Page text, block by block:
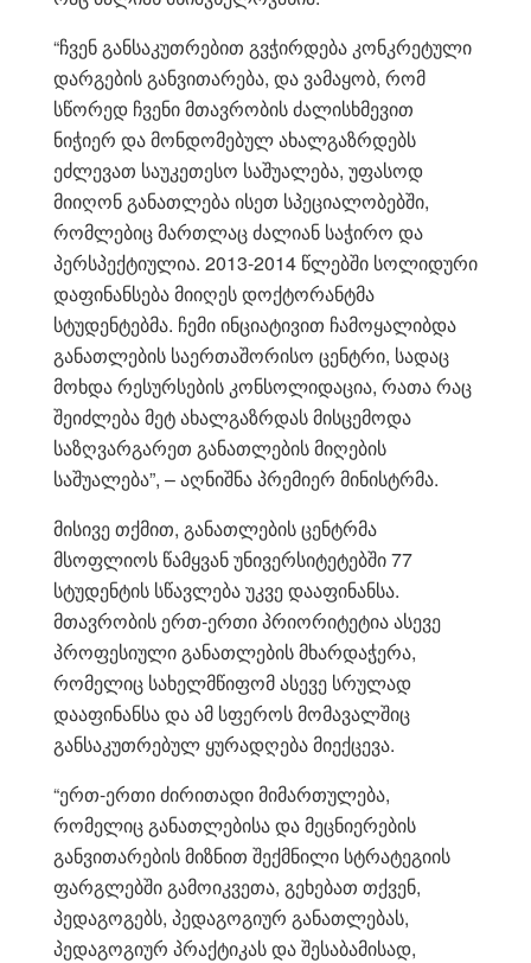
“ჩვენ განსაკუთრებით გვჭირდება კონკრეტული
დარგების განვითარება, და ვამაყობ, რომ
სწორედ ჩვენი მთავრობის ძალისხმევით
ნიჭიერ და მონდომებულ ახალგაზრდებს
ეძლევათ საუკეთესო საშუალება, უფასოდ
მიიღონ განათლება ისეთ სპეციალობებში,
რომლებიც მართლაც ძალიან საჭირო და
პერსპექტიულია. 2013-2014 წლებში სოლიდური
დაფინანსება მიიღეს დოქტორანტმა
სტუდენტებმა. ჩემი ინციატივით ჩამოყალიბდა
განათლების საერთაშორისო ცენტრი, სადაც
მოხდა რესურსების კონსოლიდაცია, რათა რაც
შეიძლება მეტ ახალგაზრდას მისცემოდა
საზღვარგარეთ განათლების მიღების
საშუალება”, – აღნიშნა პრემიერ მინისტრმა.
მისივე თქმით, განათლების ცენტრმა
მსოფლიოს წამყვან უნივერსიტეტებში 77
სტუდენტის სწავლება უკვე დააფინანსა.
მთავრობის ერთ-ერთი პრიორიტეტია ასევე
პროფესიული განათლების მხარდაჭერა,
რომელიც სახელმწიფომ ასევე სრულად
დააფინანსა და ამ სფეროს მომავალშიც
განსაკუთრებულ ყურადღება მიექცევა.
“ერთ-ერთი ძირითადი მიმართულება,
რომელიც განათლებისა და მეცნიერების
განვითარების მიზნით შექმნილი სტრატეგიის
ფარგლებში გამოიკვეთა, გეხებათ თქვენ,
პედაგოგებს, პედაგოგიურ განათლებას,
პედაგოგიურ პრაქტიკას და შესაბამისად,